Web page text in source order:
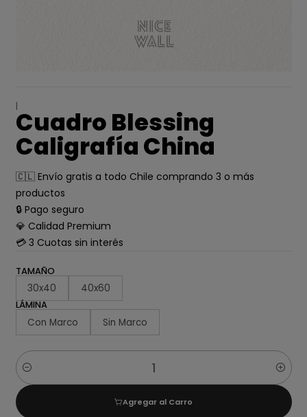
|
Cuadro Blessing
Caligrafía China
🇨🇱 Envío gratis a todo Chile comprando 3 o más
productos
🔒 Pago seguro
💎 Calidad Premium
💳 3 Cuotas sin interés
TAMAÑO
30x40 40x60
LÁMINA
Con Marco Sin Marco
Cantidad
Agregar al Carro